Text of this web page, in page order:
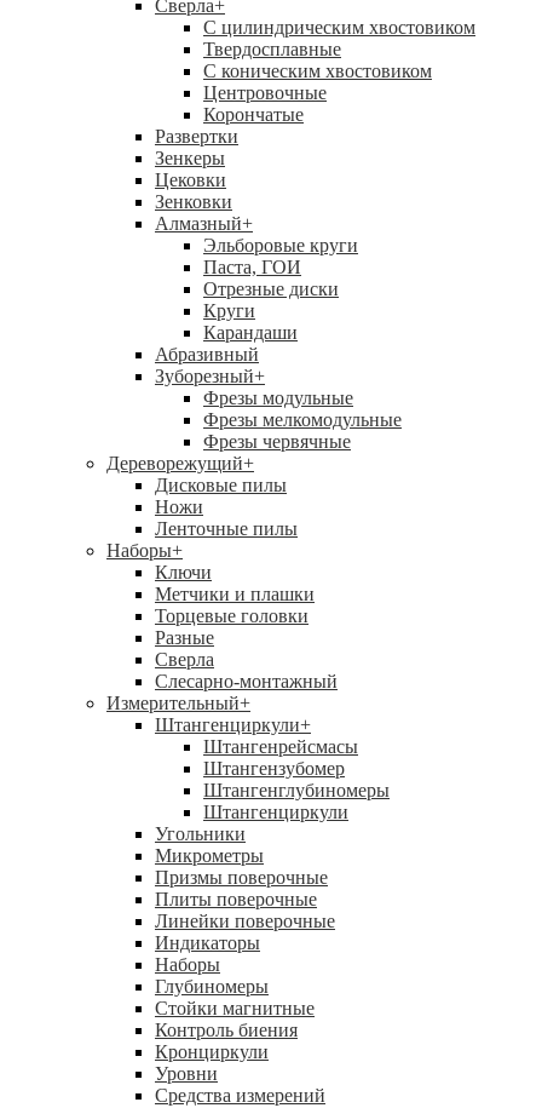
Сверла+
С цилиндрическим хвостовиком
Твердосплавные
С коническим хвостовиком
Центровочные
Корончатые
Развертки
Зенкеры
Цековки
Зенковки
Алмазный+
Эльборовые круги
Паста, ГОИ
Отрезные диски
Круги
Карандаши
Абразивный
Зуборезный+
Фрезы модульные
Фрезы мелкомодульные
Фрезы червячные
Дереворежущий+
Дисковые пилы
Ножи
Ленточные пилы
Наборы+
Ключи
Метчики и плашки
Торцевые головки
Разные
Сверла
Слесарно-монтажный
Измерительный+
Штангенциркули+
Штангенрейсмасы
Штангензубомер
Штангенглубиномеры
Штангенциркули
Угольники
Микрометры
Призмы поверочные
Плиты поверочные
Линейки поверочные
Индикаторы
Наборы
Глубиномеры
Стойки магнитные
Контроль биения
Кронциркули
Уровни
Средства измерений